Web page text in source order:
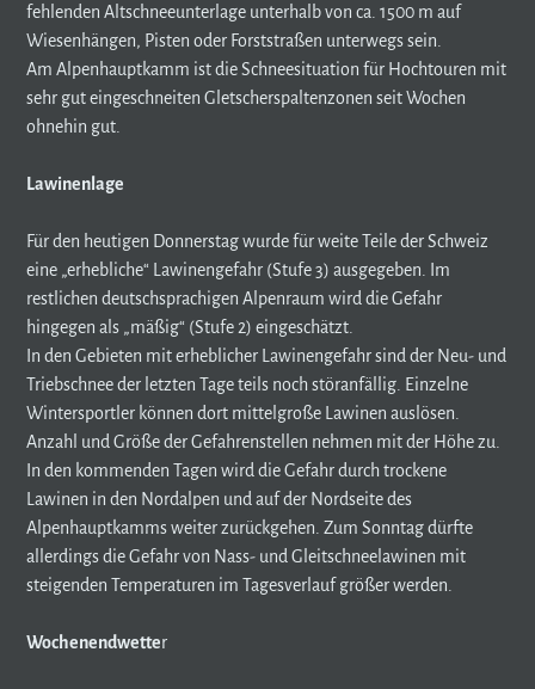
fehlenden Altschneeunterlage unterhalb von ca. 1500 m auf
Wiesenhängen, Pisten oder Forststraßen unterwegs sein.
Am Alpenhauptkamm ist die Schneesituation für Hochtouren mit
sehr gut eingeschneiten Gletscherspaltenzonen seit Wochen
ohnehin gut.
Lawinenlage
Für den heutigen Donnerstag wurde für weite Teile der Schweiz
eine „erhebliche“ Lawinengefahr (Stufe 3) ausgegeben. Im
restlichen deutschsprachigen Alpenraum wird die Gefahr
hingegen als „mäßig“ (Stufe 2) eingeschätzt.
In den Gebieten mit erheblicher Lawinengefahr sind der Neu- und
Triebschnee der letzten Tage teils noch störanfällig. Einzelne
Wintersportler können dort mittelgroße Lawinen auslösen.
Anzahl und Größe der Gefahrenstellen nehmen mit der Höhe zu.
In den kommenden Tagen wird die Gefahr durch trockene
Lawinen in den Nordalpen und auf der Nordseite des
Alpenhauptkamms weiter zurückgehen. Zum Sonntag dürfte
allerdings die Gefahr von Nass- und Gleitschneelawinen mit
steigenden Temperaturen im Tagesverlauf größer werden.
Wochenendwetter